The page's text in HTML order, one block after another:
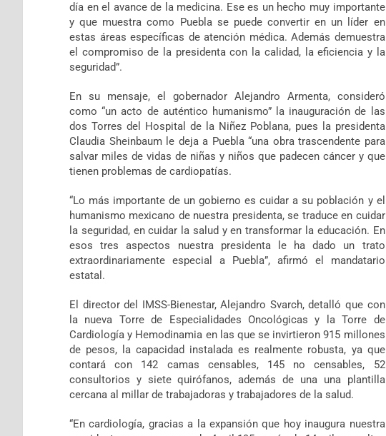
día en el avance de la medicina. Ese es un hecho muy importante
y que muestra como Puebla se puede convertir en un líder en
estas áreas específicas de atención médica. Además demuestra
el compromiso de la presidenta con la calidad, la eficiencia y la
seguridad”.
En su mensaje, el gobernador Alejandro Armenta, consideró
como “un acto de auténtico humanismo” la inauguración de las
dos Torres del Hospital de la Niñez Poblana, pues la presidenta
Claudia Sheinbaum le deja a Puebla “una obra trascendente para
salvar miles de vidas de niñas y niños que padecen cáncer y que
tienen problemas de cardiopatías.
“Lo más importante de un gobierno es cuidar a su población y el
humanismo mexicano de nuestra presidenta, se traduce en cuidar
la seguridad, en cuidar la salud y en transformar la educación. En
esos tres aspectos nuestra presidenta le ha dado un trato
extraordinariamente especial a Puebla”, afirmó el mandatario
estatal.
El director del IMSS-Bienestar, Alejandro Svarch, detalló que con
la nueva Torre de Especialidades Oncológicas y la Torre de
Cardiología y Hemodinamia en las que se invirtieron 915 millones
de pesos, la capacidad instalada es realmente robusta, ya que
contará con 142 camas censables, 145 no censables, 52
consultorios y siete quirófanos, además de una una plantilla
cercana al millar de trabajadoras y trabajadores de la salud.
“En cardiología, gracias a la expansión que hoy inaugura nuestra